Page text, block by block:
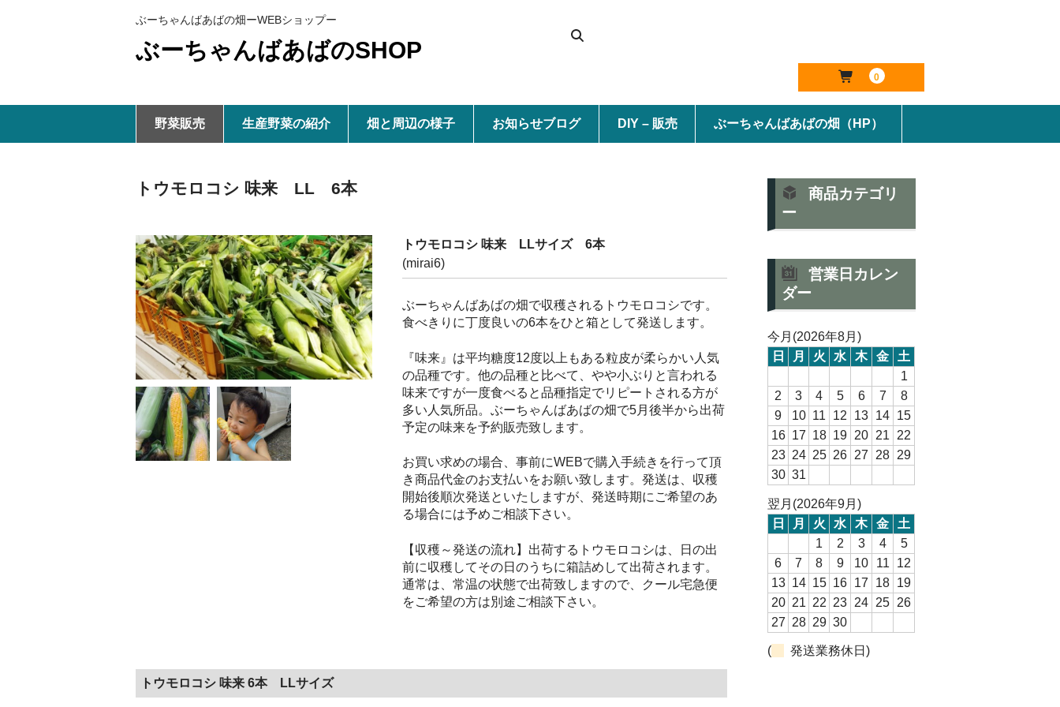
ぶーちゃんばあばの畑ーWEBショップー
ぶーちゃんばあばのSHOP
0
野菜販売 生産野菜の紹介 畑と周辺の様子 お知らせブログ DIY – 販売 ぶーちゃんばあばの畑（HP）
トウモロコシ 味来 LL 6本
トウモロコシ 味来 LLサイズ 6本
(mirai6)
ぶーちゃんばあばの畑で収穫されるトウモロコシです。
食べきりに丁度良いの6本をひと箱として発送します。
『味来』は平均糖度12度以上もある粒皮が柔らかい人気
の品種です。他の品種と比べて、やや小ぶりと言われる
味来ですが一度食べると品種指定でリピートされる方が
多い人気所品。ぶーちゃんばあばの畑で5月後半から出荷
予定の味来を予約販売致します。
お買い求めの場合、事前にWEBで購入手続きを行って頂
き商品代金のお支払いをお願い致します。発送は、収穫
開始後順次発送といたしますが、発送時期にご希望のあ
る場合には予めご相談下さい。
【収穫～発送の流れ】出荷するトウモロコシは、日の出
前に収穫してその日のうちに箱詰めして出荷されます。
通常は、常温の状態で出荷致しますので、クール宅急便
をご希望の方は別途ご相談下さい。
トウモロコシ 味来 6本 LLサイズ
商品カテゴリ
ー
営業日カレン
ダー
今月(2026年8月)
日
月 火 水 木 金
土
1
2
3 4 5 6 7
8
9
10 11 12 13 14 15
16 17 18 19 20 21
22
23 24 25 26 27 28 29
30 31
翌月(2026年9月)
日
月 火 水 木 金
土
1
2 3 4
5
6
7 8 9 10 11
12
13 14 15 16 17 18 19
20 21 22 23 24 25 26
27 28 29 30
( 発送業務休日)